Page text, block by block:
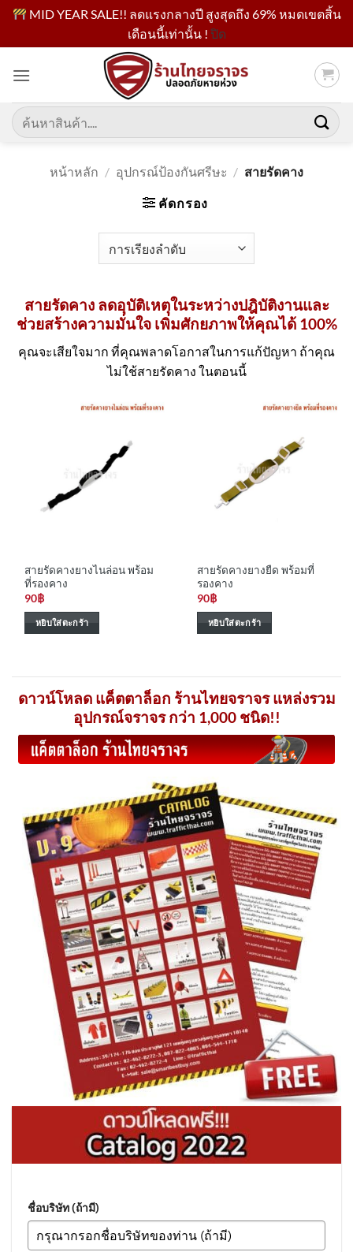
MID YEAR SALE!! ลดแรงกลางปี สูงสุดถึง 69% หมดเขตสิ้น
เดือนนี้เท่านั้น ! ปิด
เนื้อหา
ค้นหา:
หน้าหลัก / อุปกรณ์ป้องกันศรีษะ / สายรัดคาง
คัดกรอง
สายรัดคาง ลดอุบัติเหตุในระหว่างปฎิบัติงานและ
ช่วยสร้างความมั่นใจ เพิ่มศักยภาพให้คุณได้ 100%
คุณจะเสียใจมาก ที่คุณพลาดโอกาสในการแก้ปัญหา ถ้าคุณ
ไม่ใช้สายรัดคาง ในตอนนี้
สายรัดคางยางไนล่อน พร้อม
ที่รองคาง
90฿
หยิบใส่ตะกร้า
สายรัดคางยางยืด พร้อมที่
รองคาง
90฿
หยิบใส่ตะกร้า
ดาวน์โหลด แค็ตตาล็อก ร้านไทยจราจร แหล่งรวม
อุปกรณ์จราจร กว่า 1,000 ชนิด!!
ชื่อบริษัท (ถ้ามี)